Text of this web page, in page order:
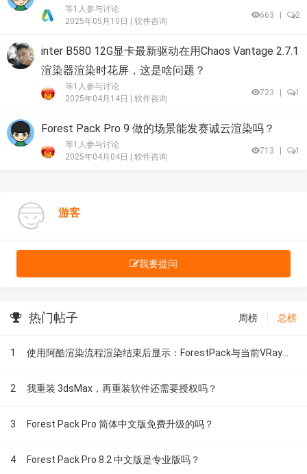
等1人参与讨论
2025年05月10日 | 软件咨询
663 2
inter B580 12G显卡最新驱动在用Chaos Vantage 2.7.1
渲染器渲染时花屏，这是啥问题？
等1人参与讨论
2025年04月14日 | 软件咨询
723 1
Forest Pack Pro 9 做的场景能发赛诚云渲染​吗？
等1人参与讨论
2025年04月04日 | 软件咨询
713 1
游客
我要提问
热门帖子 周榜 总榜
1
2 我重装 3dsMax，再重装软件还需要授权吗？
3 Forest Pack Pro 简体中文版免费升级的吗？
4 Forest Pack Pro 8.2 中文版是专业版吗？